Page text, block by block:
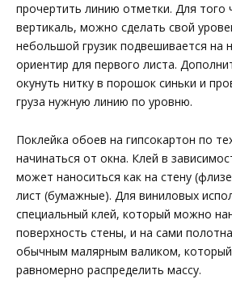
прочертить линию отметки. Для того
вертикаль, можно сделать свой
небольшой грузик подвешивается на
ориентир для первого листа.
окунуть нитку в порошок синьки и
груза нужную линию по уровню.
Поклейка обоев на гипсокартон по
начинаться от окна. Клей в
может наноситься как на стену
лист (бумажные). Для виниловых
специальный клей, который можно
поверхность стены, и на сами
обычным малярным валиком,
равномерно распределить массу.